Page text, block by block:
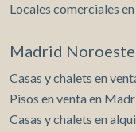
Locales comerciales
Madrid Noroeste
Casas y chalets en
Pisos en venta en
Casas y chalets en